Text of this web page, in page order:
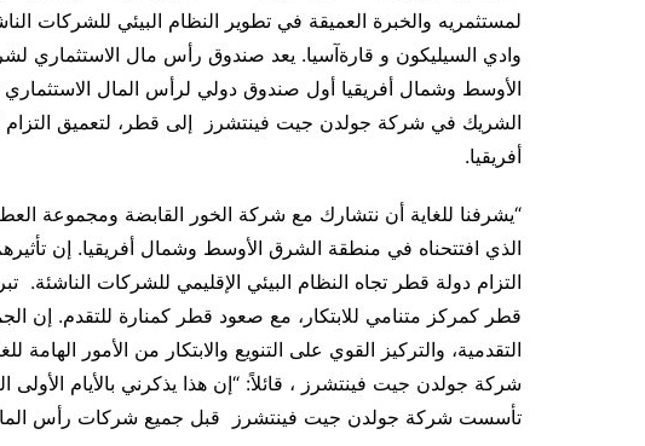
لمستثمريه والخبرة العميقة في تطوير النظام البيئي للشركات
وادي السيليكون و قارةآسيا. يعد صندوق رأس مال
الأوسط وشمال أفريقيا أول صندوق دولي لرأس المال الاستثماري
الشريك في شركة جولدن جيت فينتشرز إلى قطر، لتعميق
أفريقيا.
“يشرفنا للغاية أن نتشارك مع شركة الخور القابضة ومجموعة
الذي افتتحناه في منطقة الشرق الأوسط وشمال أفريقيا. إن
التزام دولة قطر تجاه النظام البيئي الإقليمي للشركات
قطر كمركز متنامي للابتكار، مع صعود قطر كمنارة للتقدم. إن
التقدمية، والتركيز القوي على التنويع والابتكار من الأمور
تأسست شركة جولدن جيت فينتشرز قبل جميع شركات رأس المال